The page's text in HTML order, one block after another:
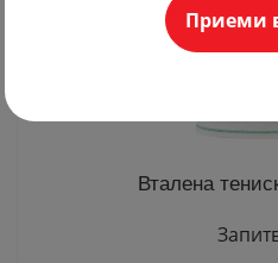
Вталена
Приеми